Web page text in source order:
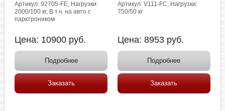
Артикул: 92705-FE, Нагрузки:
2000/100 кг, В т.ч. на авто с
парктроником
Цена: 10900 руб.
Подробнее
Заказать
Артикул: V111-FC, Нагрузки:
750/50 кг
Цена: 8953 руб.
Подробнее
Заказать